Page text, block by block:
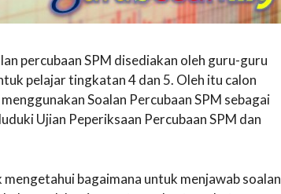
percubaan SPM disediakan oleh guru-guru
pelajar tingkatan 4 dan 5. Oleh itu calon
Soalan Percubaan SPM sebagai
Ujian Peperiksaan Percubaan SPM dan
bagaimana untuk menjawab soalan